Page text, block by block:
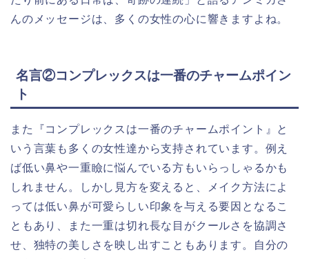
んのメッセージは、多くの女性の心に響きますよね。
名言②コンプレックスは一番のチャームポイン
ト
また『コンプレックスは一番のチャームポイント』と
いう言葉も多くの女性達から支持されています。例え
ば低い鼻や一重瞼に悩んでいる方もいらっしゃるかも
しれません。しかし見方を変えると、メイク方法によ
っては低い鼻が可愛らしい印象を与える要因となるこ
ともあり、また一重は切れ長な目がクールさを協調さ
せ、独特の美しさを映し出すこともあります。自分の